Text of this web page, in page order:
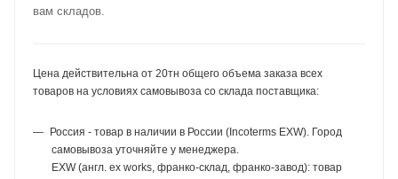
вам складов.
Цена действительна от 20тн общего объема заказа всех
товаров на условиях самовывоза со склада поставщика:
Россия - товар в наличии в России (Incoterms EXW). Город
самовывоза уточняйте у менеджера.
EXW (англ. ex works, франко-склад, франко-завод): товар